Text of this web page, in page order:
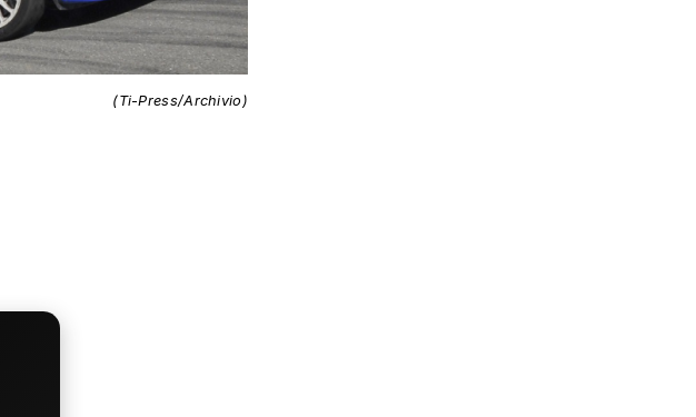
(Ti-Press/Archivio)